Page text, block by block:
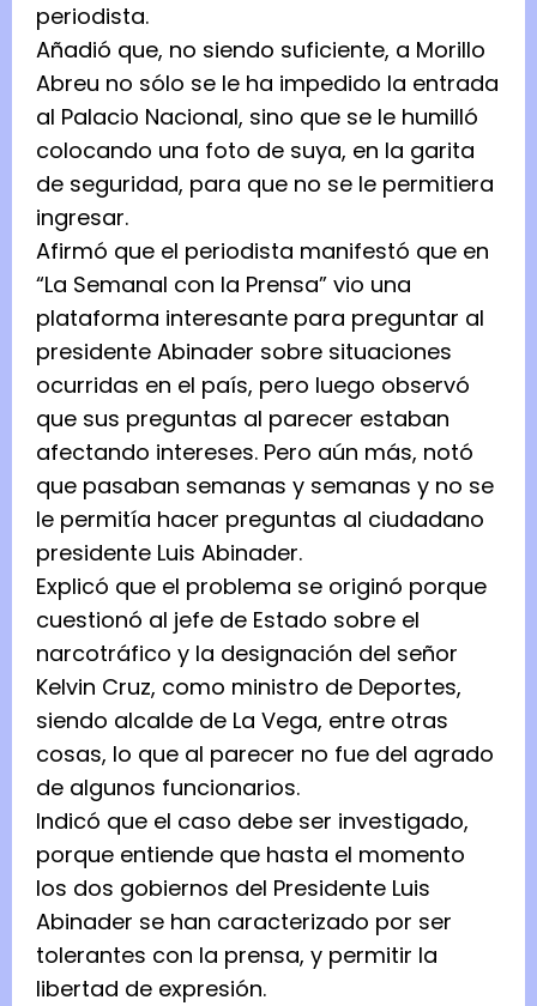
periodista.
Añadió que, no siendo suficiente, a Morillo
Abreu no sólo se le ha impedido la entrada
al Palacio Nacional, sino que se le humilló
colocando una foto de suya, en la garita
de seguridad, para que no se le permitiera
ingresar.
Afirmó que el periodista manifestó que en
“La Semanal con la Prensa” vio una
plataforma interesante para preguntar al
presidente Abinader sobre situaciones
ocurridas en el país, pero luego observó
que sus preguntas al parecer estaban
afectando intereses. Pero aún más, notó
que pasaban semanas y semanas y no se
le permitía hacer preguntas al ciudadano
presidente Luis Abinader.
Explicó que el problema se originó porque
cuestionó al jefe de Estado sobre el
narcotráfico y la designación del señor
Kelvin Cruz, como ministro de Deportes,
siendo alcalde de La Vega, entre otras
cosas, lo que al parecer no fue del agrado
de algunos funcionarios.
Indicó que el caso debe ser investigado,
porque entiende que hasta el momento
los dos gobiernos del Presidente Luis
Abinader se han caracterizado por ser
tolerantes con la prensa, y permitir la
libertad de expresión.